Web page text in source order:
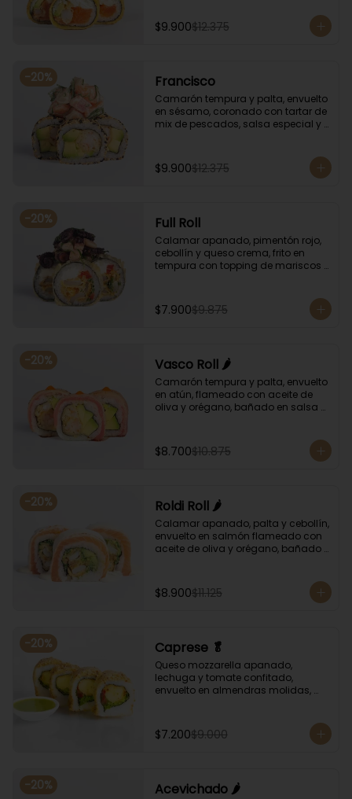
$9.900$12.375
-20% Francisco
Camarón tempura y palta, envuelto
en sésamo, coronado con tartar de
mix de pescados, salsa especial y
$9.900$12.375
-20% Full Roll
Calamar apanado, pimentón rojo,
cebollín y queso crema, frito en
tempura con topping de mariscos
$7.900$9.875
-20% Vasco Roll 🌶️
Camarón tempura y palta, envuelto
en atún, flameado con aceite de
oliva y orégano, bañado en salsa
$8.700$10.875
-20% Roldi Roll 🌶️
Calamar apanado, palta y cebollín,
envuelto en salmón flameado con
aceite de oliva y orégano, bañado
$8.900$11.125
-20% Caprese 🥬
Queso mozzarella apanado,
lechuga y tomate confitado,
envuelto en almendras molidas,
$7.200$9.000
-20% Acevichado 🌶️